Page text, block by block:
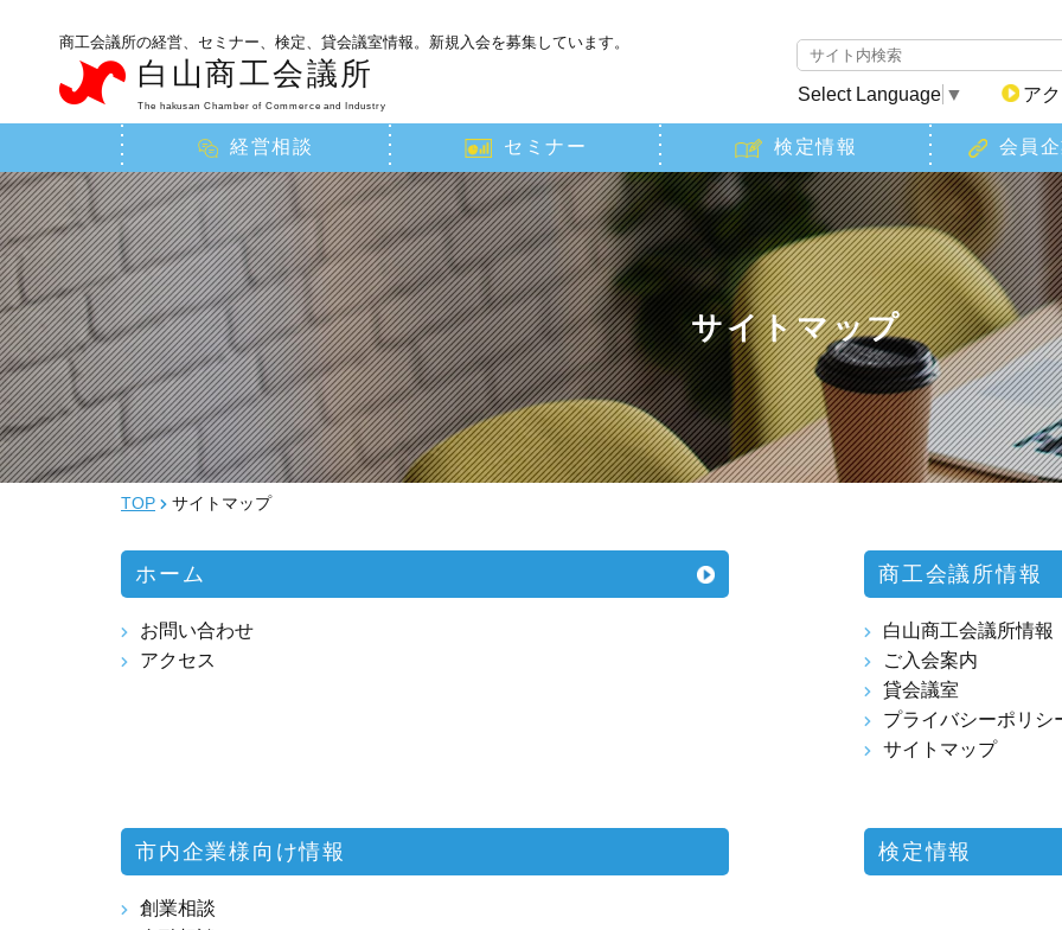
商工会議所の経営、セミナー、検定、貸会議室情報。新規入会を募集しています。
白山商工会議所
The hakusan Chamber of Commerce and Industry
Select Language ▼ ア
経営相談 セミナー 検定情報 会員
サイトマップ
TOP サイトマップ
ホーム
お問い合わせ
アクセス
商工会議所情報
白山商工会議所情報
ご入会案内
貸会議室
プライバシーポリシ
サイトマップ
市内企業様向け情報
創業相談
検定情報